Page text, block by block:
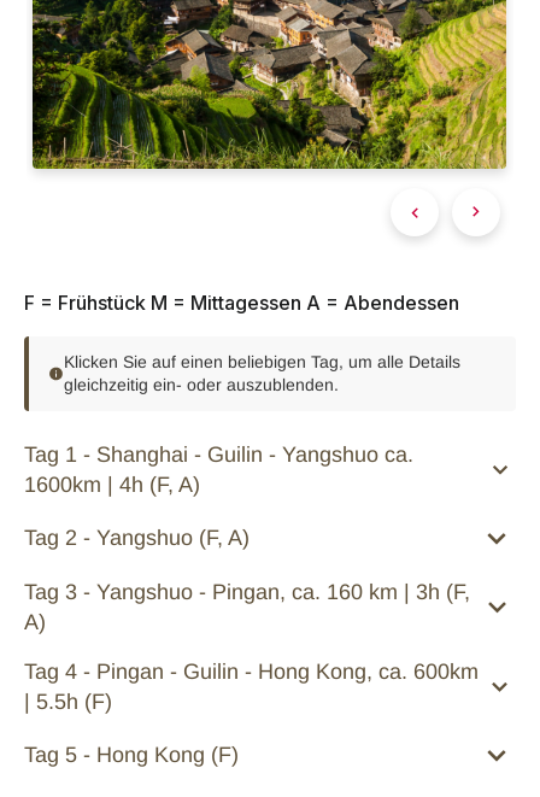
F = Frühstück M = Mittagessen A = Abendessen
Klicken Sie auf einen beliebigen Tag, um alle Details
gleichzeitig ein- oder auszublenden.
Tag 1 - Shanghai - Guilin - Yangshuo ca.
1600km | 4h (F, A)
Tag 2 - Yangshuo (F, A)
Tag 3 - Yangshuo - Pingan, ca. 160 km | 3h (F,
A)
Tag 4 - Pingan - Guilin - Hong Kong, ca. 600km
| 5.5h (F)
Tag 5 - Hong Kong (F)